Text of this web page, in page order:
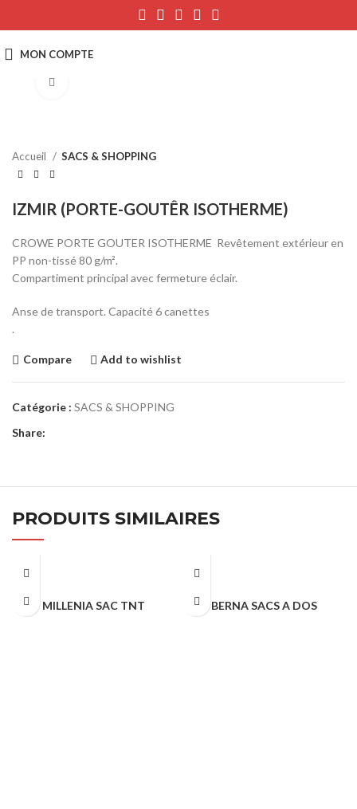
Accueil SACS & SHOPPING
IZMIR (PORTE-GOUTÊR ISOTHERME)
CROWE PORTE GOUTER ISOTHERME Revêtement extérieur en
PP non-tissé 80 g/m².
Compartiment principal avec fermeture éclair.
Anse de transport. Capacité 6 canettes
.
Compare Add to wishlist
Catégorie : SACS & SHOPPING
Share:
PRODUITS SIMILAIRES
MILLENIA SAC TNT BERNA SACS A DOS